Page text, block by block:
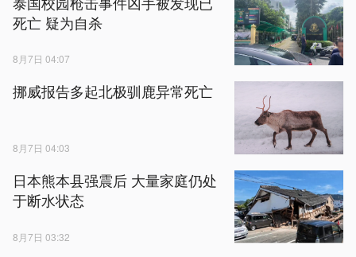
死亡 疑为自杀
8月7日 04:07
挪威报告多起北极驯鹿异常死亡
8月7日 04:03
日本熊本县强震后 大量家庭仍处
于断水状态
8月7日 03:32